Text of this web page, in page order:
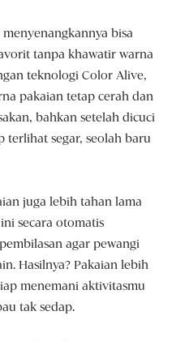
bisa
tanpa khawatir warna
teknologi Color Alive,
pakaian tetap cerah dan
bahkan setelah dicuci
terlihat segar, seolah baru
juga lebih tahan lama
secara otomatis
agar pewangi
Hasilnya? Pakaian lebih
menemani aktivitasmu
tak sedap.